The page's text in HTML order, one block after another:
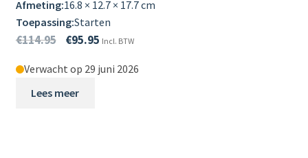
Afmeting:16.8 × 12.7 × 17.7 cm
Toepassing:Starten
€114.95 €95.95 Incl. BTW
Verwacht op 29 juni 2026
Lees meer